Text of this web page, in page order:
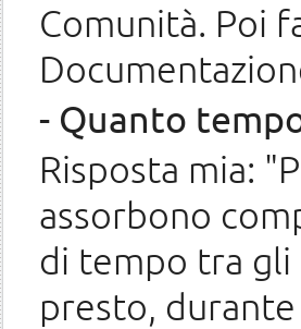
Comunità. Poi
- Quanto
Risposta mia:
assorbono
di tempo tra
presto,